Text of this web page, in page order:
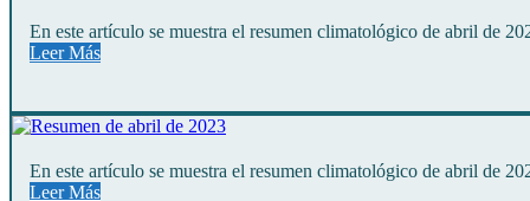
En este artículo se muestra el resumen climatológico de abril de
Leer Más
En este artículo se muestra el resumen climatológico de abril de
Leer Más